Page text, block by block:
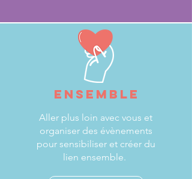
ENSEMBLE
Aller plus loin avec vous et
organiser des évènements
pour sensibiliser et créer du
lien ensemble.